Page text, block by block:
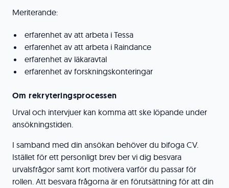
Meriterande:
erfarenhet av att arbeta i Tessa
erfarenhet av att arbeta i Raindance
erfarenhet av läkaravtal
erfarenhet av forskningskonteringar
Om rekryteringsprocessen
Urval och intervjuer kan komma att ske löpande under
ansökningstiden.
I samband med din ansökan behöver du bifoga CV.
Istället för ett personligt brev ber vi dig besvara
urvalsfrågor samt kort motivera varför du passar för
rollen. Att besvara frågorna är en förutsättning för att din